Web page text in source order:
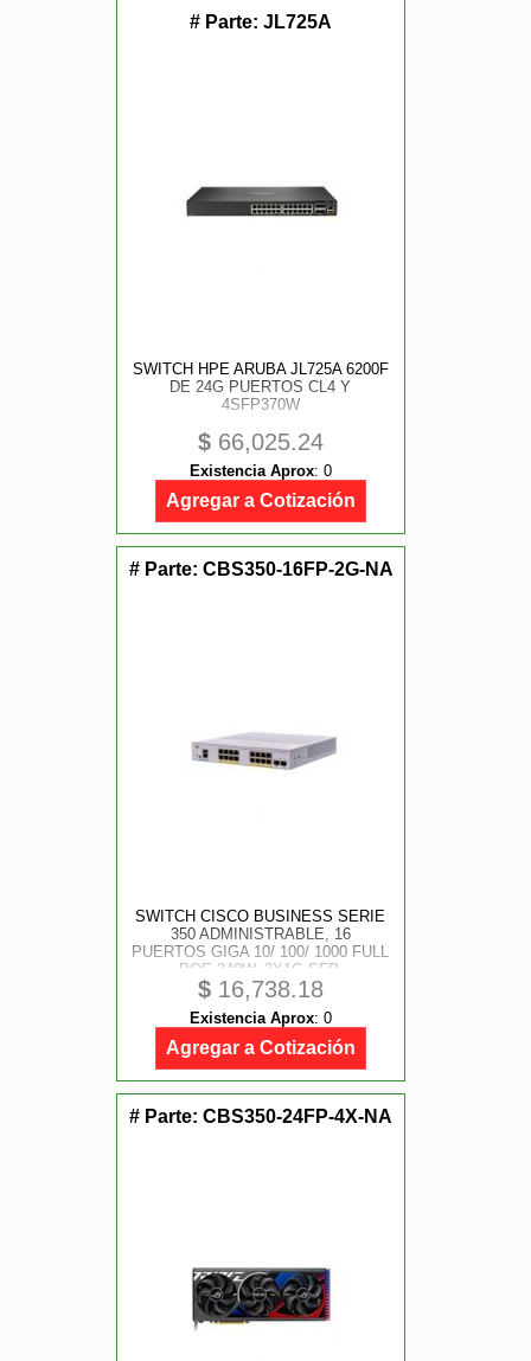
# Parte: JL725A
SWITCH HPE ARUBA JL725A 6200F
DE 24G PUERTOS CL4 Y
4SFP370W
$ 66,025.24
Existencia Aprox: 0
Agregar a Cotización
# Parte: CBS350-16FP-2G-NA
SWITCH CISCO BUSINESS SERIE
350 ADMINISTRABLE, 16
PUERTOS GIGA 10/ 100/ 1000 FULL
POE 240W, 2X1G SFP,
$ 16,738.18
Existencia Aprox: 0
Agregar a Cotización
# Parte: CBS350-24FP-4X-NA